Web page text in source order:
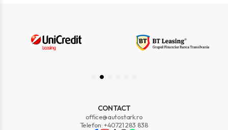
CONTACT
office@autostark.ro
Telefon: +40721 283 838